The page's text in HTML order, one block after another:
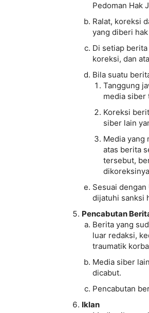
Pedoman Hak
Ralat, koreksi
yang diberi
Di setiap
koreksi, dan
Bila suatu
Tanggung
media siber
Koreksi
siber lain
Media yang
atas berita
tersebut,
Sesuai
dijatuhi sanksi
Pencabutan
Berita yang
luar redaksi,
traumatik
Media siber
dicabut.
Pencabutan
Iklan